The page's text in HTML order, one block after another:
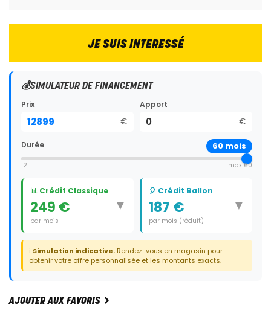
JE SUIS INTERESSÉ
💰SIMULATEUR DE FINANCEMENT
Prix
€
Apport
€
Durée 60 mois
12 max 60
📊 Crédit Classique
249 €
par mois
▼
Durée: 60 mois
🎈 Crédit Ballon
187 €
par mois (réduit)
▼
Durée:
59 mois
Dernier paiement: 4 515 €
ℹ️ Simulation indicative. Rendez-vous en magasin pour
obtenir votre offre personnalisée et les montants exacts.
AJOUTER AUX FAVORIS